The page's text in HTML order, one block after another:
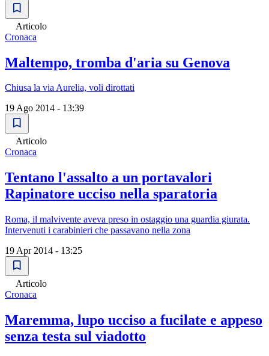
Articolo
Cronaca
Maltempo, tromba d'aria su Genova
Chiusa la via Aurelia, voli dirottati
19 Ago 2014 - 13:39
Articolo
Cronaca
Tentano l'assalto a un portavalori
Rapinatore ucciso nella sparatoria
Roma, il malvivente aveva preso in ostaggio una guardia giurata.
Intervenuti i carabinieri che passavano nella zona
19 Apr 2014 - 13:25
Articolo
Cronaca
Maremma, lupo ucciso a fucilate e appeso
senza testa sul viadotto